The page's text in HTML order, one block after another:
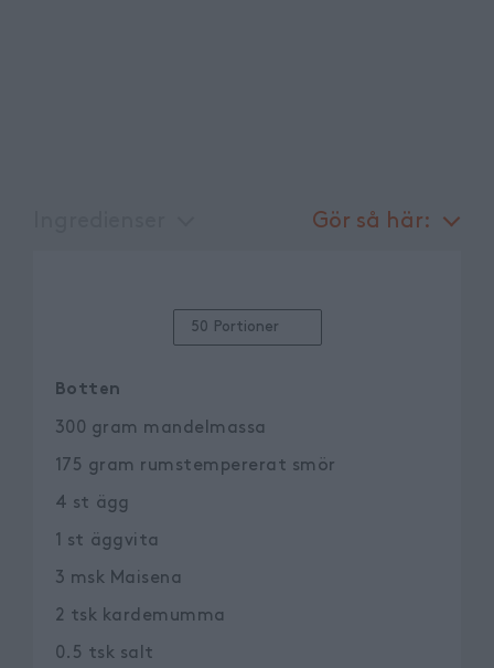
Gör så här:
50 Portioner
Botten
300 gram mandelmassa
175 gram rumstempererat smör
4 st ägg
1 st äggvita
3 msk Maisena
2 tsk kardemumma
0.5 tsk salt